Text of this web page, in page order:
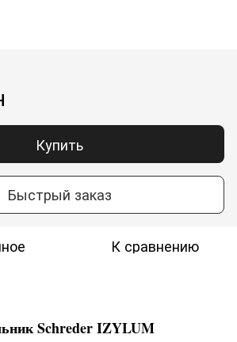
Купить
Быстрый заказ
К сравнению
Schreder IZYLUM